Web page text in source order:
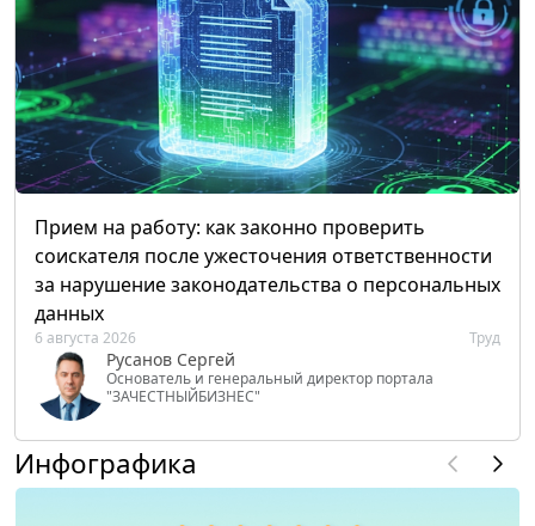
Прием на работу: как законно проверить
соискателя после ужесточения ответственности
за нарушение законодательства о персональных
данных
6 августа 2026 Труд
Русанов Сергей
Основатель и генеральный директор портала
"ЗАЧЕСТНЫЙБИЗНЕС"
Инфографика